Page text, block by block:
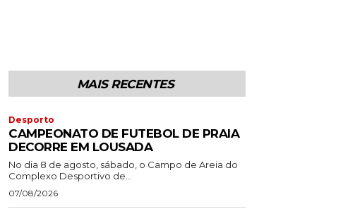
MAIS RECENTES
Desporto
CAMPEONATO DE FUTEBOL DE PRAIA
DECORRE EM LOUSADA
No dia 8 de agosto, sábado, o Campo de Areia do
Complexo Desportivo de...
07/08/2026